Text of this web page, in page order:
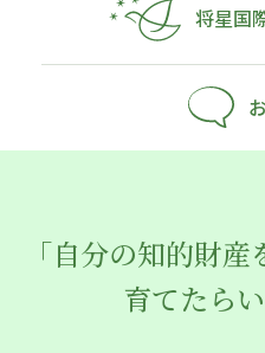
将星国
「自分の知的財産
育てたら